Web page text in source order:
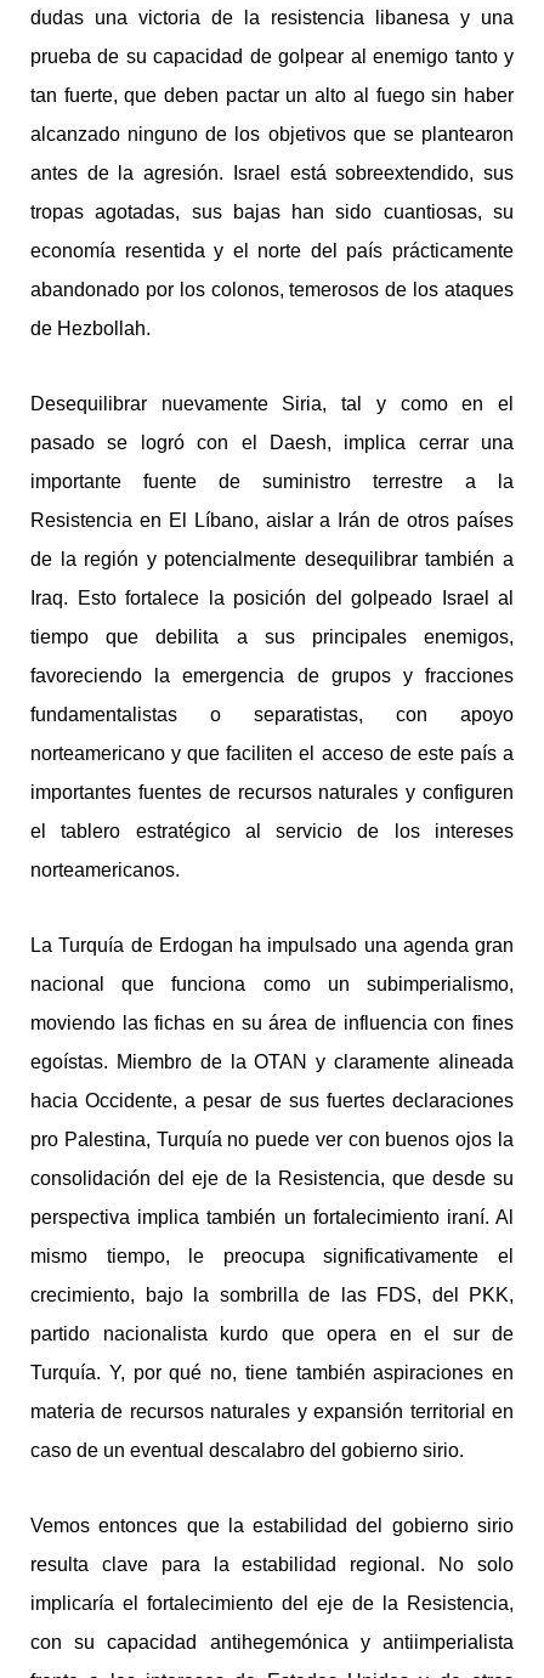
dudas una victoria de la resistencia libanesa y una
prueba de su capacidad de golpear al enemigo tanto y
tan fuerte, que deben pactar un alto al fuego sin haber
alcanzado ninguno de los objetivos que se plantearon
antes de la agresión. Israel está sobreextendido, sus
tropas agotadas, sus bajas han sido cuantiosas, su
economía resentida y el norte del país prácticamente
abandonado por los colonos, temerosos de los ataques
de Hezbollah.
Desequilibrar nuevamente Siria, tal y como en el
pasado se logró con el Daesh, implica cerrar una
importante fuente de suministro terrestre a la
Resistencia en El Líbano, aislar a Irán de otros países
de la región y potencialmente desequilibrar también a
Iraq. Esto fortalece la posición del golpeado Israel al
tiempo que debilita a sus principales enemigos,
favoreciendo la emergencia de grupos y fracciones
fundamentalistas o separatistas, con apoyo
norteamericano y que faciliten el acceso de este país a
importantes fuentes de recursos naturales y configuren
el tablero estratégico al servicio de los intereses
norteamericanos.
La Turquía de Erdogan ha impulsado una agenda gran
nacional que funciona como un subimperialismo,
moviendo las fichas en su área de influencia con fines
egoístas. Miembro de la OTAN y claramente alineada
hacia Occidente, a pesar de sus fuertes declaraciones
pro Palestina, Turquía no puede ver con buenos ojos la
consolidación del eje de la Resistencia, que desde su
perspectiva implica también un fortalecimiento iraní. Al
mismo tiempo, le preocupa significativamente el
crecimiento, bajo la sombrilla de las FDS, del PKK,
partido nacionalista kurdo que opera en el sur de
Turquía. Y, por qué no, tiene también aspiraciones en
materia de recursos naturales y expansión territorial en
caso de un eventual descalabro del gobierno sirio.
Vemos entonces que la estabilidad del gobierno sirio
resulta clave para la estabilidad regional. No solo
implicaría el fortalecimiento del eje de la Resistencia,
con su capacidad antihegemónica y antiimperialista